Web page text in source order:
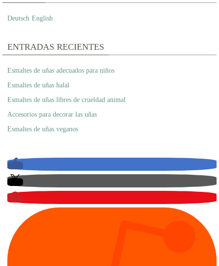
Deutsch English
ENTRADAS RECIENTES
Esmaltes de uñas adecuados para niños
Esmaltes de uñas halal
Esmaltes de uñas libres de crueldad animal
Accesorios para decorar las uñas
Esmaltes de uñas veganos